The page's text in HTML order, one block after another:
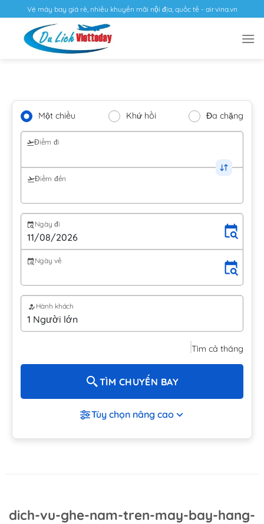
Vé máy bay giá rẻ, nhiều khuyến mãi nội địa, quốc tế - airvina.vn
Một chiều Khứ hồi Đa chặng
Điểm đi
Điểm đến
Ngày đi
Ngày về
Hành khách
Tìm cả tháng
TÌM CHUYẾN BAY
Tùy chọn nâng cao
dich-vu-ghe-nam-tren-may-bay-hang-